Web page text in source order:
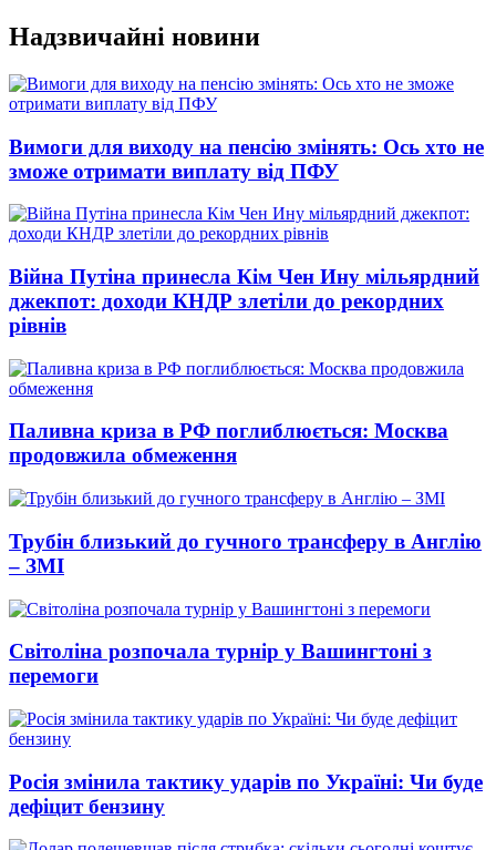
Перейти
до
вмісту
Надзвичайні новини
Вимоги для виходу на пенсію змінять: Ось хто не
зможе отримати виплату від ПФУ
Війна Путіна принесла Кім Чен Ину мільярдний
джекпот: доходи КНДР злетіли до рекордних
рівнів
Паливна криза в РФ поглиблюється: Москва
продовжила обмеження
Трубін близький до гучного трансферу в Англію
– ЗМІ
Світоліна розпочала турнір у Вашингтоні з
перемоги
Росія змінила тактику ударів по Україні: Чи буде
дефіцит бензину